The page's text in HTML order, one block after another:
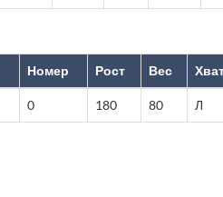
Номер Рост Вес
0 180 80 Л